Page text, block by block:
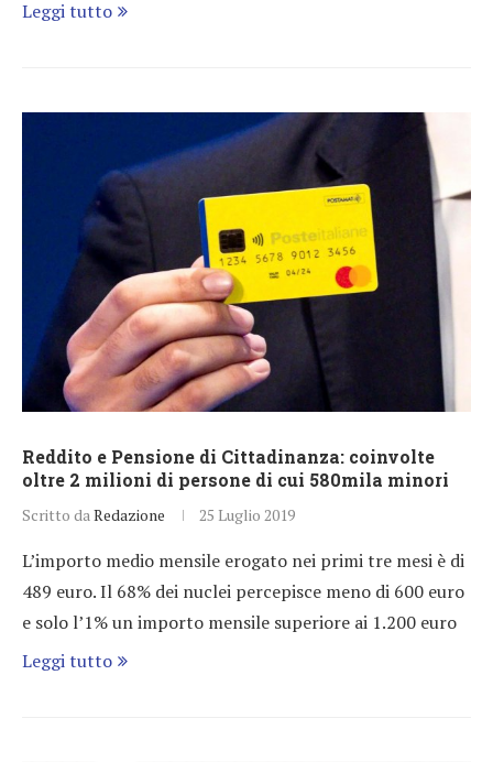
Leggi tutto
Reddito e Pensione di Cittadinanza: coinvolte
oltre 2 milioni di persone di cui 580mila minori
Scritto da Redazione 25 Luglio 2019
L’importo medio mensile erogato nei primi tre mesi è di
489 euro. Il 68% dei nuclei percepisce meno di 600 euro
e solo l’1% un importo mensile superiore ai 1.200 euro
Leggi tutto